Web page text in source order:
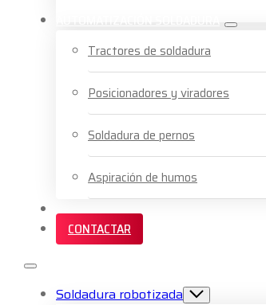
Tractores de soldadura
Posicionadores y viradores
Soldadura de pernos
Aspiración de humos
SERVICIOS Y FORMACIÓN
CONTACTAR
Soldadura robotizada